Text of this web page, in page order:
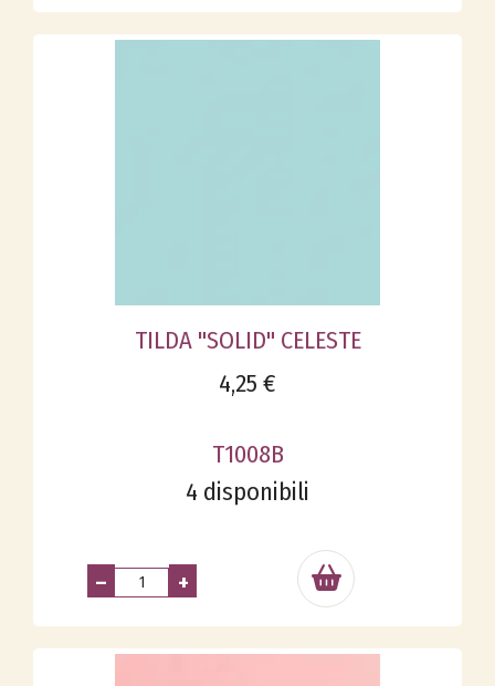
TILDA "SOLID" CELESTE
4,25 €
T1008B
4 disponibili
– +